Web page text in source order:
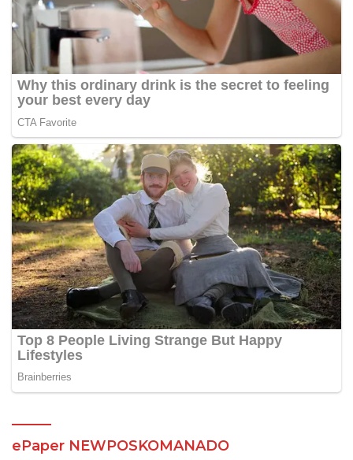
ePaper NEWPOSKOMANADO